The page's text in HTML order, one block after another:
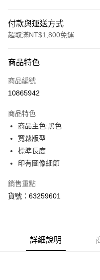
付款與運送方式
超取滿NT$1,800免運
信用卡一次付款
LINE Pay
街口支付
悠遊付
Google Pay
貨到付款
付款後7-11取貨
商品特色
商品編號
10865942
商品特色
商品主色:黑色
寬鬆版型
標準長度
印有圖像細節
銷售重點
貨號：63259601
詳細說明